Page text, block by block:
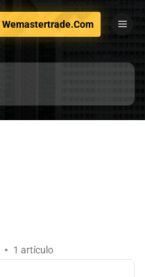
Wemastertrade.Com
1 artículo